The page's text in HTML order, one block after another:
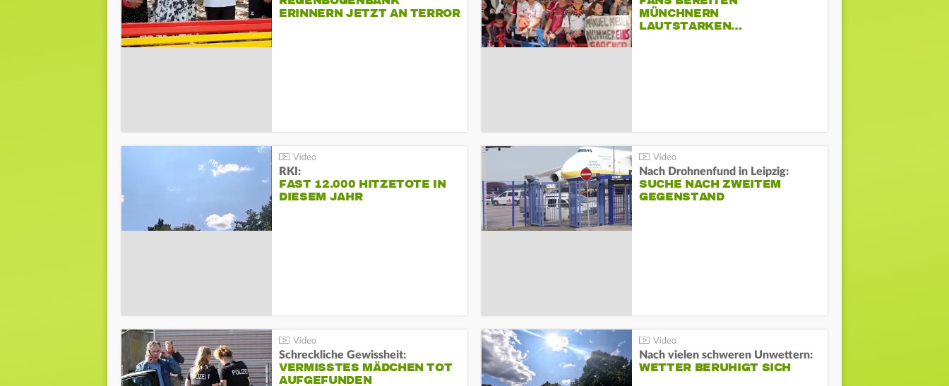
ERINNERN JETZT AN TERROR
MÜNCHNERN
LAUTSTARKEN…
RKI:
FAST 12.000 HITZETOTE IN
DIESEM JAHR
Nach Drohnenfund in Leipzig:
SUCHE NACH ZWEITEM
GEGENSTAND
Schreckliche Gewissheit:
VERMISSTES MÄDCHEN TOT
AUFGEFUNDEN
Nach vielen schweren Unwettern:
WETTER BERUHIGT SICH